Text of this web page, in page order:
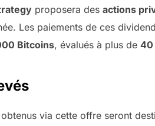
proposera des actions
Les paiements de ces
Bitcoins, évalués à plus de 40
via cette offre seront